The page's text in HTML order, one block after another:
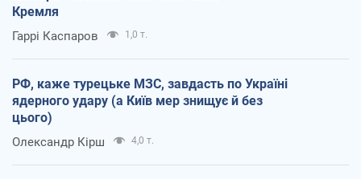
Кремля
Гаррі Каспаров 1,0 т.
РФ, каже турецьке МЗС, завдасть по Україні
ядерного удару (а Київ мер знищує й без
цього)
Олександр Кірш 4,0 т.